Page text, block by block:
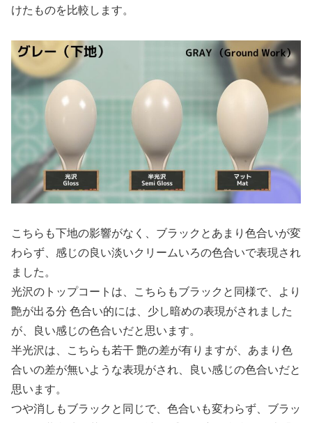
けたものを比較します。
こちらも下地の影響がなく、ブラックとあまり色合いが変
わらず、感じの良い淡いクリームいろの色合いで表現され
ました。
光沢のトップコートは、こちらもブラックと同様で、より
艶が出る分 色合い的には、少し暗めの表現がされました
が、良い感じの色合いだと思います。
半光沢は、こちらも若干 艶の差が有りますが、あまり色
合いの差が無いような表現がされ、良い感じの色合いだと
思います。
つや消しもブラックと同じで、色合いも変わらず、ブラッ